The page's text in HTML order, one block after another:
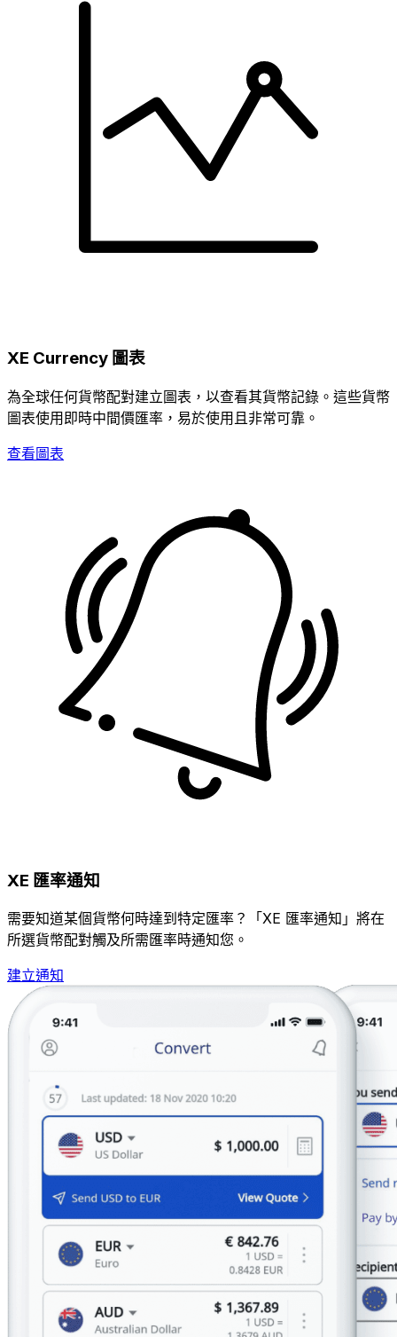
XE Currency 圖表
為全球任何貨幣配對建立圖表，以查看其貨幣記錄。這些貨幣
圖表使用即時中間價匯率，易於使用且非常可靠。
查看圖表
XE 匯率通知
需要知道某個貨幣何時達到特定匯率？「XE 匯率通知」將在
所選貨幣配對觸及所需匯率時通知您。
建立通知